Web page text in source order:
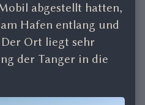
abgestellt hatten,
Hafen entlang und
Ort liegt sehr
der Tanger in die